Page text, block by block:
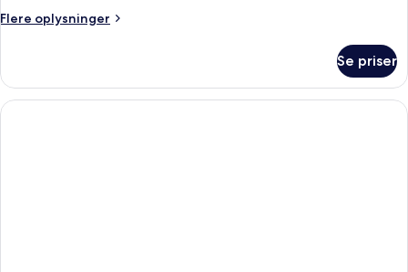
Flere oplysninger
Flere
Se priser